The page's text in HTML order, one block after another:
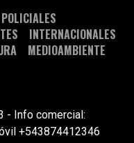
POLICIALES
INTERNACIONALES
MEDIOAMBIENTE
- Info comercial:
+543874412346